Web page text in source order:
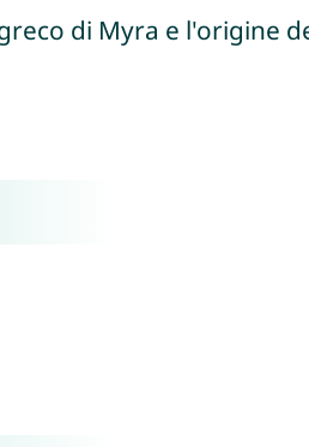
di Myra e l'origine